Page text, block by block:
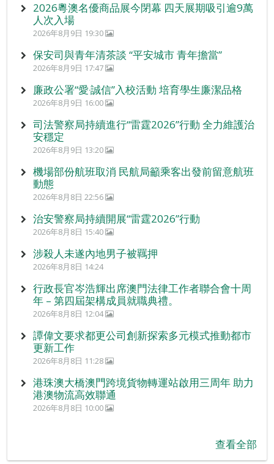
2026粵澳名優商品展今閉幕 四天展期吸引逾9萬
人次入場
2026年8月9日 19:30
保安司與青年清茶談 “平安城市 青年擔當”
2026年8月9日 17:47
廉政公署“愛‧誠信”入校活動 培育學生廉潔品格
2026年8月9日 16:00
司法警察局持續進行“雷霆2026”行動 全力維護治
安穩定
2026年8月9日 13:20
機場部份航班取消 民航局籲乘客出發前留意航班
動態
2026年8月8日 22:56
治安警察局持續開展“雷霆2026”行動
2026年8月8日 15:40
涉殺人未遂內地男子被羈押
2026年8月8日 14:24
行政長官岑浩輝出席澳門法律工作者聯合會十周
年 – 第四屆架構成員就職典禮。
2026年8月8日 12:04
譚偉文要求都更公司創新探索多元模式推動都市
更新工作
2026年8月8日 11:28
港珠澳大橋澳門跨境貨物轉運站啟用三周年 助力
港澳物流高效聯通
2026年8月8日 10:00
查看全部